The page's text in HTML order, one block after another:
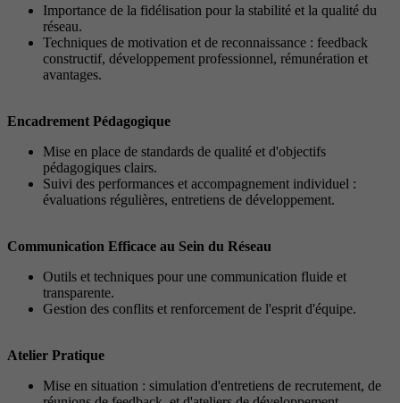
Importance de la fidélisation pour la stabilité et la qualité du
réseau.
Techniques de motivation et de reconnaissance : feedback
constructif, développement professionnel, rémunération et
avantages.
Encadrement Pédagogique
Mise en place de standards de qualité et d'objectifs
pédagogiques clairs.
Suivi des performances et accompagnement individuel :
évaluations régulières, entretiens de développement.
Communication Efficace au Sein du Réseau
Outils et techniques pour une communication fluide et
transparente.
Gestion des conflits et renforcement de l'esprit d'équipe.
Atelier Pratique
Mise en situation : simulation d'entretiens de recrutement, de